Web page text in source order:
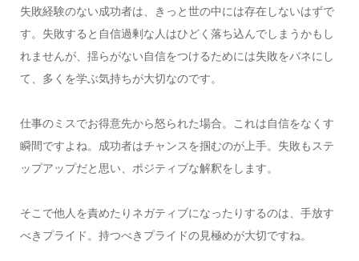
失敗経験のない成功者は、きっと世の中には存在しないはずで
す。失敗すると自信過剰な人はひどく落ち込んでしまうかもし
れませんが、揺らがない自信をつけるためには失敗をバネにし
て、多くを学ぶ気持ちが大切なのです。
仕事のミスでお得意先から怒られた場合。これは自信をなくす
瞬間ですよね。成功者はチャンスを掴むのが上手。失敗もステ
ップアップだと思い、ポジティブな解釈をします。
そこで他人を責めたりネガティブになったりするのは、手放す
べきプライド。持つべきプライドの見極めが大切ですね。